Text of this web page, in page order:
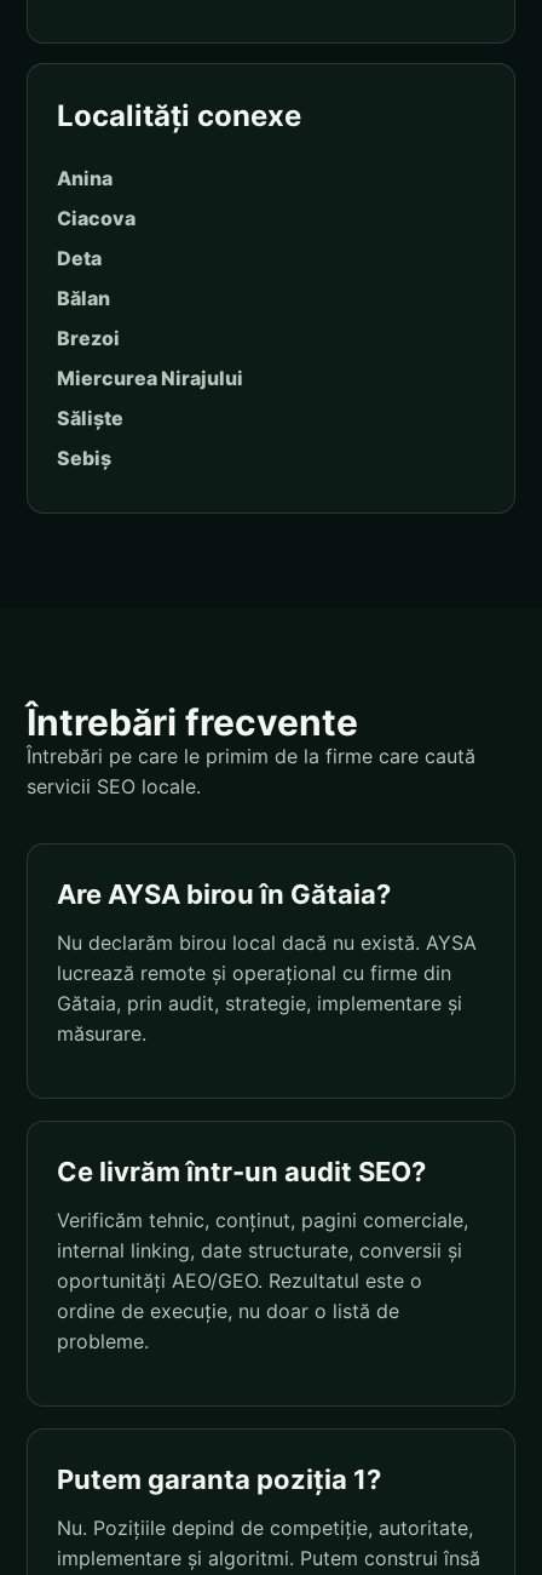
Localități conexe
Anina
Ciacova
Deta
Bălan
Brezoi
Miercurea Nirajului
Săliște
Sebiș
Întrebări frecvente
Întrebări pe care le primim de la firme care caută
servicii SEO locale.
Are AYSA birou în Gătaia?
Nu declarăm birou local dacă nu există. AYSA
lucrează remote și operațional cu firme din
Gătaia, prin audit, strategie, implementare și
măsurare.
Ce livrăm într-un audit SEO?
Verificăm tehnic, conținut, pagini comerciale,
internal linking, date structurate, conversii și
oportunități AEO/GEO. Rezultatul este o
ordine de execuție, nu doar o listă de
probleme.
Putem garanta poziția 1?
Nu. Pozițiile depind de competiție, autoritate,
implementare și algoritmi. Putem construi însă